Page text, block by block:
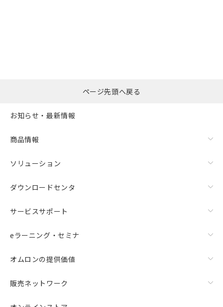
括ダウンロード
ページ先頭へ戻る
お知らせ・最新情報
商品情報
ソリューション
ダウンロードセンタ
サービスサポート
eラーニング・セミナ
オムロンの提供価値
販売ネットワーク